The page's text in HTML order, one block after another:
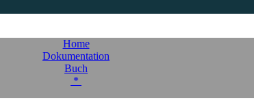
Home
Dokumentation
Buch
*